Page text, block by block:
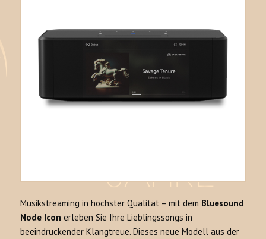
Musikstreaming in höchster Qualität – mit dem Bluesound
Node Icon erleben Sie Ihre Lieblingssongs in
beeindruckender Klangtreue. Dieses neue Modell aus der